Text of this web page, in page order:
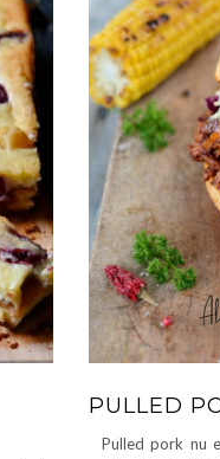
PULLED
Pulled pork nu